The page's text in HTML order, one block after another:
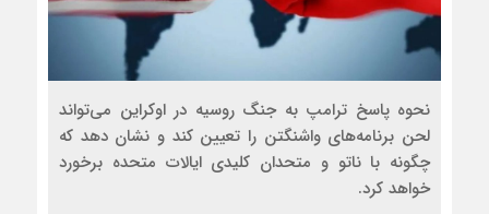
نحوه پاسخ ترامپ به جنگ روسیه در اوکراین می‌تواند
لحن برنامه‌های واشنگتن را تعیین کند و نشان دهد که
چگونه با ناتو و متحدان کلیدی ایالات متحده برخورد
خواهد کرد.